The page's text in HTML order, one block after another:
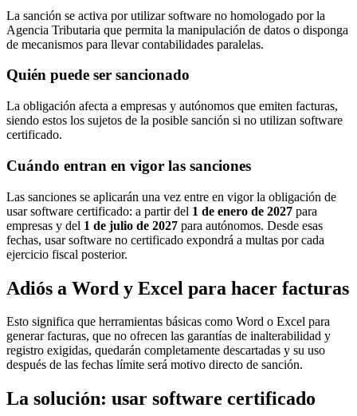
La sanción se activa por utilizar software no homologado por la
Agencia Tributaria que permita la manipulación de datos o disponga
de mecanismos para llevar contabilidades paralelas.
Quién puede ser sancionado
La obligación afecta a empresas y autónomos que emiten facturas,
siendo estos los sujetos de la posible sanción si no utilizan software
certificado.
Cuándo entran en vigor las sanciones
Las sanciones se aplicarán una vez entre en vigor la obligación de
usar software certificado: a partir del 1 de enero de 2027 para
empresas y del 1 de julio de 2027 para autónomos. Desde esas
fechas, usar software no certificado expondrá a multas por cada
ejercicio fiscal posterior.
Adiós a Word y Excel para hacer facturas
Esto significa que herramientas básicas como Word o Excel para
generar facturas, que no ofrecen las garantías de inalterabilidad y
registro exigidas, quedarán completamente descartadas y su uso
después de las fechas límite será motivo directo de sanción.
La solución: usar software certificado